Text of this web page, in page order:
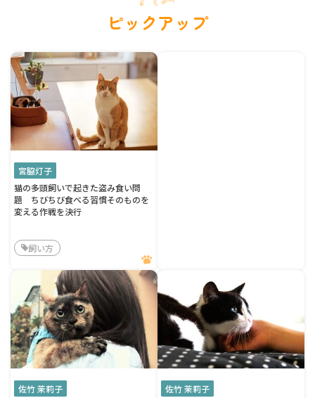
ピックアップ
宮脇灯子
猫の多頭飼いで起きた盗み食い問
題 ちびちび食べる習慣そのものを
変える作戦を決行
飼い方
佐竹 茉莉子
佐竹 茉莉子